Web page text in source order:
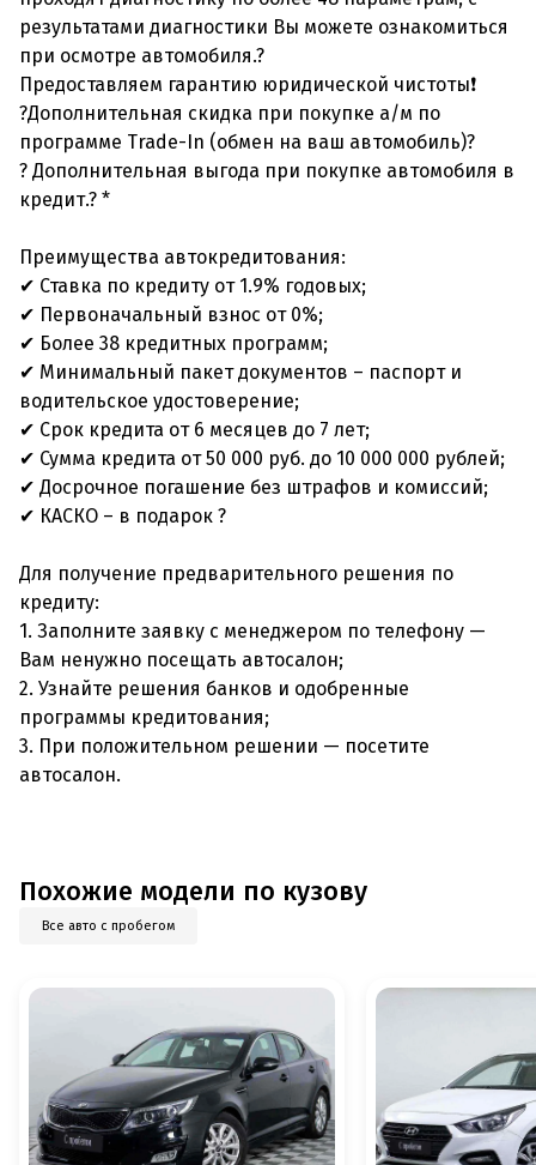
результатами диагностики Вы можете ознакомиться
при осмотре автомобиля.?
Предоставляем гарантию юридической чистоты❗
?Дополнительная скидка при покупке а/м по
программе Trade-In (обмен на ваш автомобиль)?
? Дополнительная выгода при покупке автомобиля в
кредит.? *
Преимущества автокредитования:
✔ Ставка по кредиту от 1.9% годовых;
✔ Первоначальный взнос от 0%;
✔ Более 38 кредитных программ;
✔ Минимальный пакет документов – паспорт и
водительское удостоверение;
✔ Срок кредита от 6 месяцев до 7 лет;
✔ Сумма кредита от 50 000 руб. до 10 000 000 рублей;
✔ Досрочное погашение без штрафов и комиссий;
✔ КАСКО – в подарок ?
Для получение предварительного решения по
кредиту:
1. Заполните заявку с менеджером по телефону —
Вам ненужно посещать автосалон;
2. Узнайте решения банков и одобренные
программы кредитования;
3. При положительном решении — посетите
автосалон.
Похожие модели по кузову
Все авто с пробегом